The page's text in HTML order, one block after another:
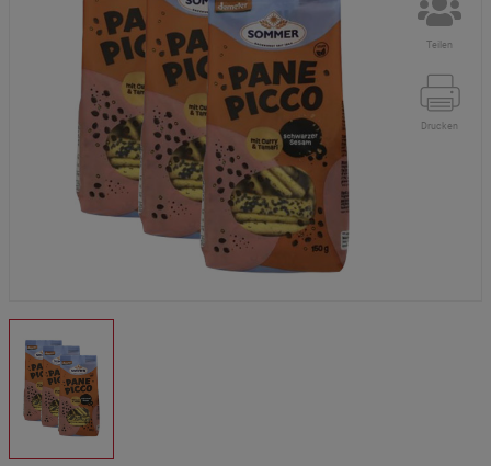
Teilen
Drucken